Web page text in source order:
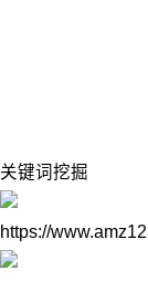
关键词挖掘
https://